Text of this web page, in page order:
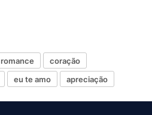
coração
eu te amo apreciação